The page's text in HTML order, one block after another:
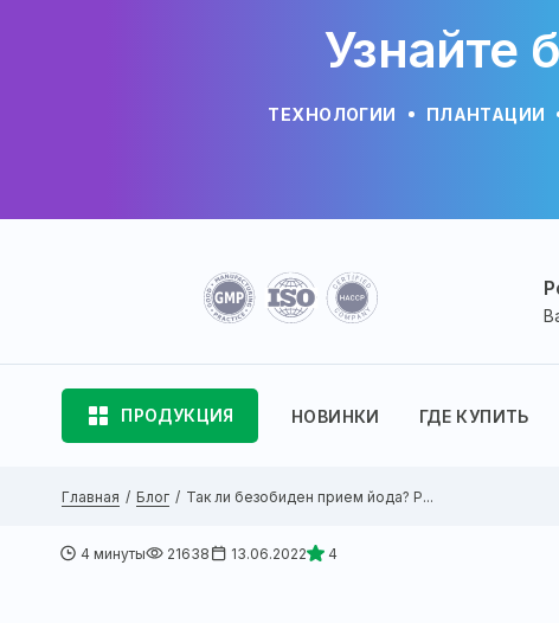
Узнайте
ТЕХНОЛОГИИ ПЛАНТАЦИИ
ПРОДУКЦИЯ НОВИНКИ ГДЕ КУПИТЬ
Главная Блог Так ли безобиден прием йода? Р...
4 минуты 21638 13.06.2022 4